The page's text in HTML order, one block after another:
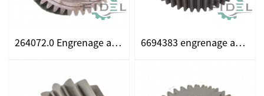
264072.0 Engrenage adapté pour Claas 6694383 engrenage adapté pour Claas